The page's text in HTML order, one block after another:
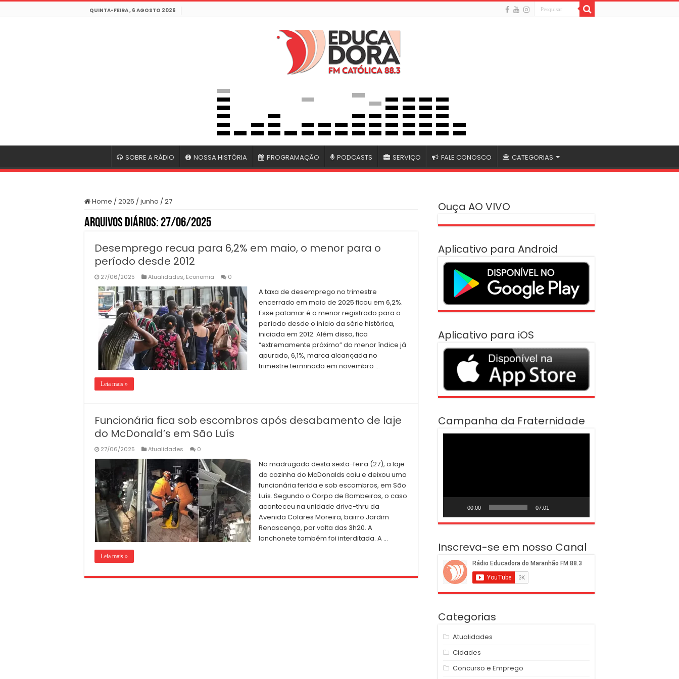
QUINTA-FEIRA , 6 AGOSTO 2026
SOBRE A RÁDIO NOSSA HISTÓRIA PROGRAMAÇÃO PODCASTS SERVIÇO FALE CONOSCO CATEGORIAS
Home /2025 /junho /27
Arquivos Diários: 27/06/2025
Desemprego recua para 6,2% em maio, o menor para o
período desde 2012
27/06/2025 Atualidades, Economia 0
A taxa de desemprego no trimestre
encerrado em maio de 2025 ficou em 6,2%.
Esse patamar é o menor registrado para o
período desde o início da série histórica,
iniciada em 2012. Além disso, fica
“extremamente próximo” do menor índice já
apurado, 6,1%, marca alcançada no
trimestre terminado em novembro …
Leia mais »
Funcionária fica sob escombros após desabamento de laje
do McDonald’s em São Luís
27/06/2025 Atualidades 0
Na madrugada desta sexta-feira (27), a laje
da cozinha do McDonalds caiu e deixou uma
funcionária ferida e sob escombros, em São
Luís. Segundo o Corpo de Bombeiros, o caso
aconteceu na unidade drive-thru da
Avenida Colares Moreira, bairro Jardim
Renascença, por volta das 3h20. A
lanchonete também foi interditada. A …
Leia mais »
Ouça AO VIVO
Aplicativo para Android
Aplicativo para iOS
Campanha da Fraternidade
00:00 07:01
Inscreva-se em nosso Canal
Categorias
Atualidades
Cidades
Concurso e Emprego